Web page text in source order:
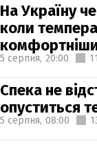
На Україну
коли
5 серпня, 20:00
Спека не
опуститься
5 серпня, 08:00